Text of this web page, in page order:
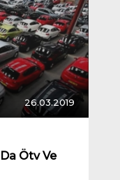
26.03.2019
Ötv Ve